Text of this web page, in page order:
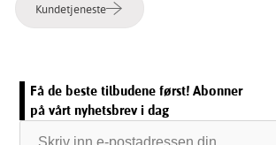
Kundetjeneste
Få de beste tilbudene først! Abonner
på vårt nyhetsbrev i dag